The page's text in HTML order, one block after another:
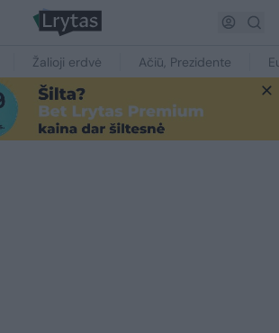
Žalioji erdvė Ačiū, Prezidente